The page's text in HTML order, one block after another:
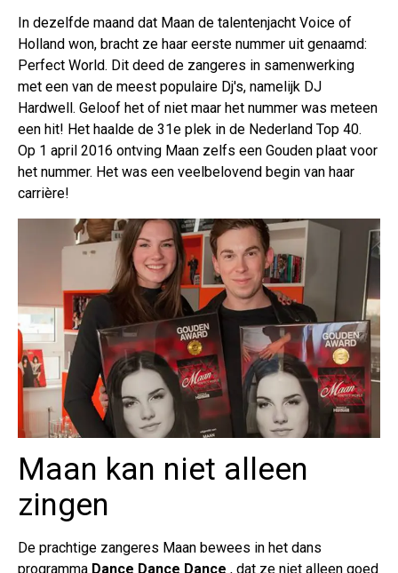
In dezelfde maand dat Maan de talentenjacht Voice of
Holland won, bracht ze haar eerste nummer uit genaamd:
Perfect World. Dit deed de zangeres in samenwerking
met een van de meest populaire Dj's, namelijk DJ
Hardwell. Geloof het of niet maar het nummer was meteen
een hit! Het haalde de 31e plek in de Nederland Top 40.
Op 1 april 2016 ontving Maan zelfs een Gouden plaat voor
het nummer. Het was een veelbelovend begin van haar
carrière!
Maan kan niet alleen
zingen
De prachtige zangeres Maan bewees in het dans
programma Dance Dance Dance , dat ze niet alleen goed